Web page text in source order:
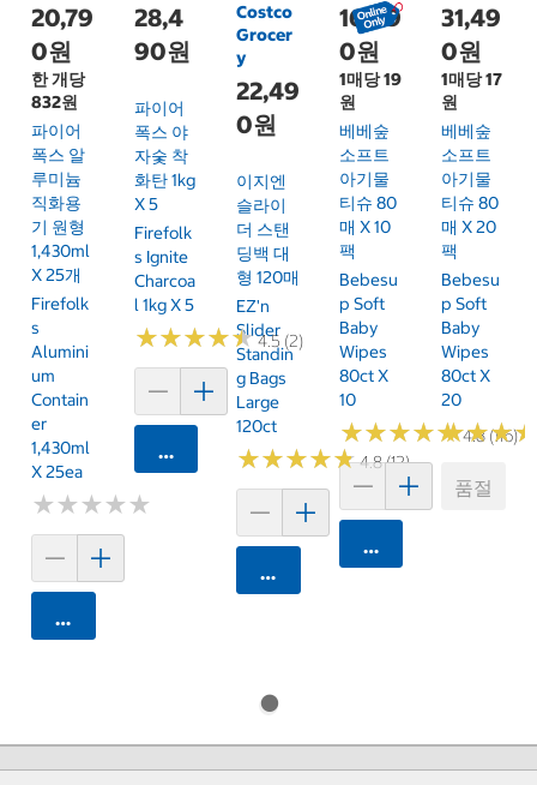
20,79
0원
한 개당
832원
파이어
폭스 알
루미늄
직화용
기 원형
1,430ml
X 25개
Firefolk
S
Alumini
Um
Contain
Er
1,430ml
X 25ea
★★★★★
★★★★★
카트에 담기
28,4
90원
파이어
폭스 야
자숯 착
화탄 1kg
X 5
Firefolk
S Ignite
Charcoa
L 1kg X 5
★★★★★
★★★★★4.5 (2)
카트에 담기
Costco
Grocer
y
22,49
0원
이지엔
슬라이
더 스탠
딩백 대
형 120매
EZ'n
Slider
Standin
G Bags
Large
120ct
★★★★★
★★★★★4.8 (12)
카트에 담기
16,99
0원
1매당 19
원
베베숲
소프트
아기물
티슈 80
매 X 10
팩
Bebesu
P Soft
Baby
Wipes
80ct X
10
★★★★★
★★★★★4.8 (116)
카트에 담기
31,49
0원
1매당 17
원
베베숲
소프트
아기물
티슈 80
매 X 20
팩
Bebesu
P Soft
Baby
Wipes
80ct X
20
★★★
★★★
품절